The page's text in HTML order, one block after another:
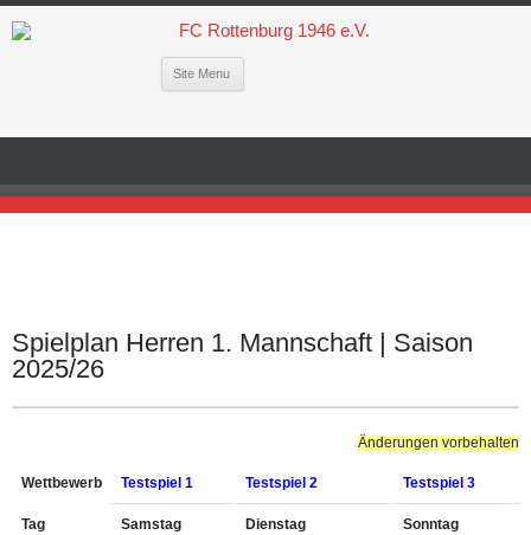
Site Menu
Spielplan Herren 1. Mannschaft | Saison
2025/26
Änderungen vorbehalten
Wettbewerb
Tag
Testspiel 1
Samstag
Testspiel 2
Dienstag
Testspiel 3
Sonntag